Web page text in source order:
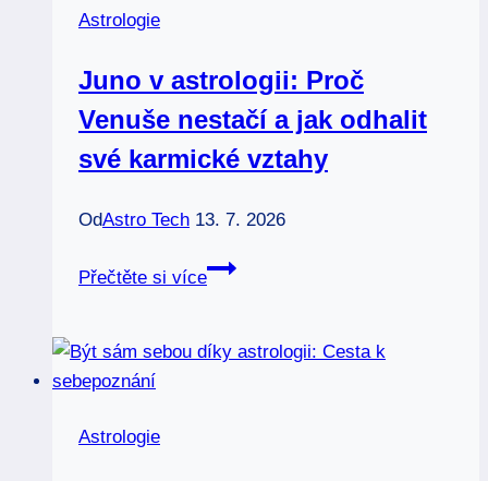
Astrologie
Juno v astrologii: Proč
Venuše nestačí a jak odhalit
své karmické vztahy
OdAstro Tech 13. 7. 2026
Přečtěte si více
Juno
Proč
Astrologie